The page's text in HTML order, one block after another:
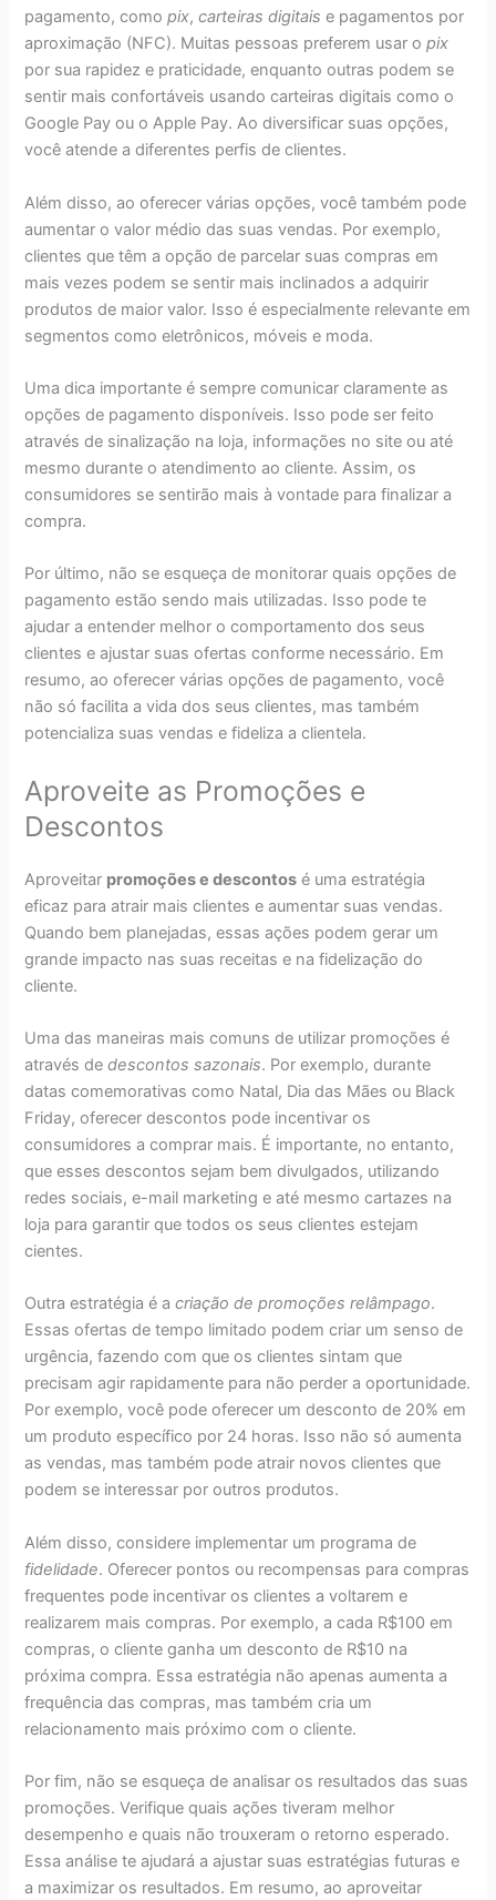
pagamento, comopix,carteiras digitais e pagamentos por
aproximação (NFC). Muitas pessoas preferem usar opix
por sua rapidez e praticidade, enquanto outras podem se
sentir mais confortáveis usando carteiras digitais como o
Google Pay ou o Apple Pay. Ao diversificar suas opções,
você atende a diferentes perfis de clientes.
Além disso, ao oferecer várias opções, você também pode
aumentar o valor médio das suas vendas. Por exemplo,
clientes que têm a opção de parcelar suas compras em
mais vezes podem se sentir mais inclinados a adquirir
produtos de maior valor. Isso é especialmente relevante em
segmentos como eletrônicos, móveis e moda.
Uma dica importante é sempre comunicar claramente as
opções de pagamento disponíveis. Isso pode ser feito
através de sinalização na loja, informações no site ou até
mesmo durante o atendimento ao cliente. Assim, os
consumidores se sentirão mais à vontade para finalizar a
compra.
Por último, não se esqueça de monitorar quais opções de
pagamento estão sendo mais utilizadas. Isso pode te
ajudar a entender melhor o comportamento dos seus
clientes e ajustar suas ofertas conforme necessário. Em
resumo, ao oferecer várias opções de pagamento, você
não só facilita a vida dos seus clientes, mas também
potencializa suas vendas e fideliza a clientela.
Aproveite as Promoções e
Descontos
Aproveitar promoções e descontos é uma estratégia
eficaz para atrair mais clientes e aumentar suas vendas.
Quando bem planejadas, essas ações podem gerar um
grande impacto nas suas receitas e na fidelização do
cliente.
Uma das maneiras mais comuns de utilizar promoções é
através dedescontos sazonais. Por exemplo, durante
datas comemorativas como Natal, Dia das Mães ou Black
Friday, oferecer descontos pode incentivar os
consumidores a comprar mais. É importante, no entanto,
que esses descontos sejam bem divulgados, utilizando
redes sociais, e-mail marketing e até mesmo cartazes na
loja para garantir que todos os seus clientes estejam
cientes.
Outra estratégia é acriação de promoções relâmpago.
Essas ofertas de tempo limitado podem criar um senso de
urgência, fazendo com que os clientes sintam que
precisam agir rapidamente para não perder a oportunidade.
Por exemplo, você pode oferecer um desconto de 20% em
um produto específico por 24 horas. Isso não só aumenta
as vendas, mas também pode atrair novos clientes que
podem se interessar por outros produtos.
Além disso, considere implementar um programa de
fidelidade. Oferecer pontos ou recompensas para compras
frequentes pode incentivar os clientes a voltarem e
realizarem mais compras. Por exemplo, a cada R$100 em
compras, o cliente ganha um desconto de R$10 na
próxima compra. Essa estratégia não apenas aumenta a
frequência das compras, mas também cria um
relacionamento mais próximo com o cliente.
Por fim, não se esqueça de analisar os resultados das suas
promoções. Verifique quais ações tiveram melhor
desempenho e quais não trouxeram o retorno esperado.
Essa análise te ajudará a ajustar suas estratégias futuras e
a maximizar os resultados. Em resumo, ao aproveitar